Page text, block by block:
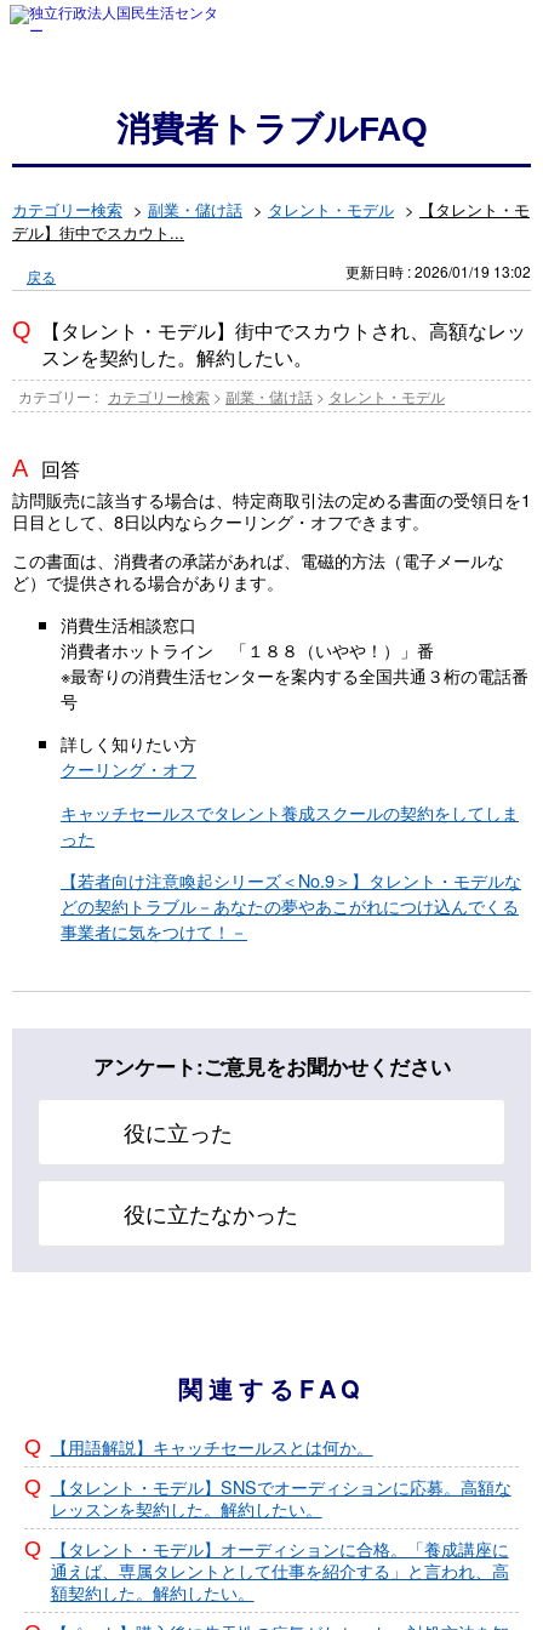
消費者トラブルFAQ
カテゴリー検索 > 副業・儲け話 > タレント・モデル >
【タレント・モ
デル】街中でスカウト...
戻る 更新日時 : 2026/01/19 13:02
【タレント・モデル】街中でスカウトされ、高額なレッ
スンを契約した。解約したい。
カテゴリー : カテゴリー検索 > 副業・儲け話 > タレント・モデル
回答
訪問販売に該当する場合は、特定商取引法の定める書面の受領日を1
日目として、8日以内ならクーリング・オフできます。
この書面は、消費者の承諾があれば、電磁的方法（電子メールな
ど）で提供される場合があります。
消費生活相談窓口
消費者ホットライン 「１８８（いやや！）」番
※最寄りの消費生活センターを案内する全国共通３桁の電話番
号
詳しく知りたい方
クーリング・オフ
キャッチセールスでタレント養成スクールの契約をしてしま
った
【若者向け注意喚起シリーズ＜No.9＞】タレント・モデルな
どの契約トラブル－あなたの夢やあこがれにつけ込んでくる
事業者に気をつけて！－
アンケート:ご意見をお聞かせください
役に立った
役に立たなかった
関連するFAQ
【用語解説】キャッチセールスとは何か。
【タレント・モデル】SNSでオーディションに応募。高額な
レッスンを契約した。解約したい。
【タレント・モデル】オーディションに合格。「養成講座に
通えば、専属タレントとして仕事を紹介する」と言われ、高
額契約した。解約したい。